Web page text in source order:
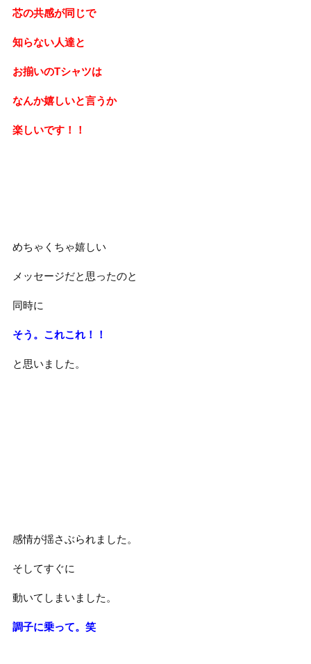
芯の共感が同じで
知らない人達と
お揃いのTシャツは
なんか嬉しいと言うか
楽しいです！！
めちゃくちゃ嬉しい
メッセージだと思ったのと
同時に
そう。これこれ！！
と思いました。
感情が揺さぶられました。
そしてすぐに
動いてしまいました。
調子に乗って。笑